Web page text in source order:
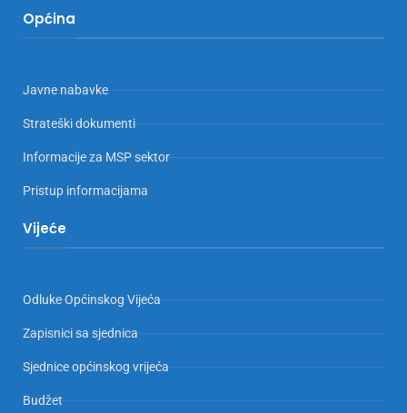
Općina
Javne nabavke
Strateški dokumenti
Informacije za MSP sektor
Pristup informacijama
Vijeće
Odluke Općinskog Vijeća
Zapisnici sa sjednica
Sjednice općinskog vrijeća
Budžet